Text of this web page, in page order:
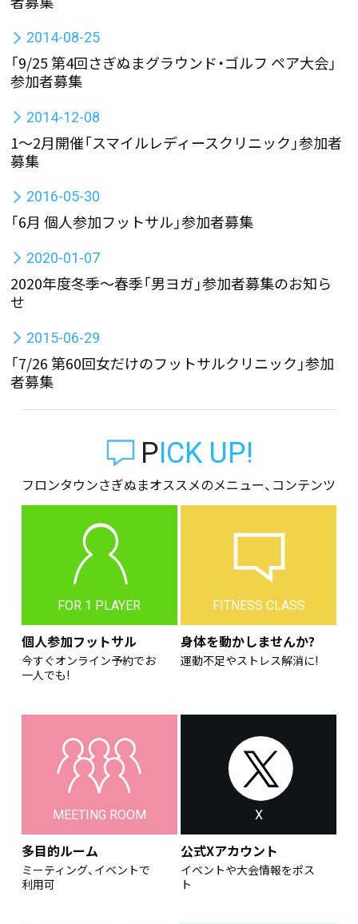
2014-08-25
「9/25 第4回さぎぬまグラウンド・ゴルフ ペア大会」
参加者募集
2014-12-08
1〜2月開催「スマイルレディースクリニック」参加者
募集
2016-05-30
「6月 個人参加フットサル」参加者募集
2020-01-07
2020年度冬季～春季「男ヨガ」参加者募集のお知ら
せ
2015-06-29
「7/26 第60回女だけのフットサルクリニック」参加
者募集
PICK UP!
フロンタウンさぎぬまオススメのメニュー、コンテンツ
FOR 1 PLAYER
個人参加フットサル
今すぐオンライン予約でお
一人でも!
FITNESS CLASS
身体を動かしませんか?
運動不足やストレス解消に!
MEETING ROOM
多目的ルーム
ミーティング、イベントで
利用可
X
公式Xアカウント
イベントや大会情報をポス
ト